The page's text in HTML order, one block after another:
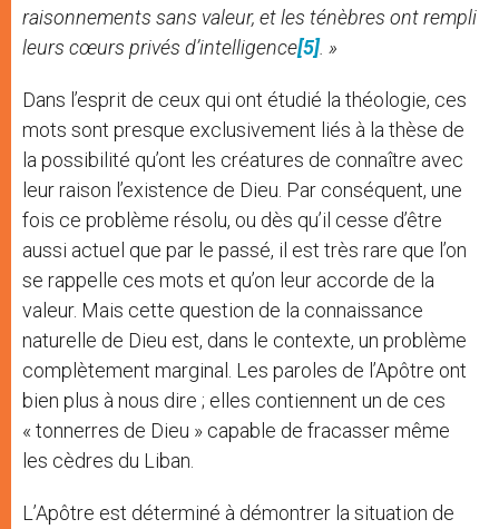
raisonnements sans valeur, et les ténèbres ont rempli
leurs cœurs privés d’intelligence[5] . »
Dans l’esprit de ceux qui ont étudié la théologie, ces
mots sont presque exclusivement liés à la thèse de
la possibilité qu’ont les créatures de connaître avec
leur raison l’existence de Dieu. Par conséquent, une
fois ce problème résolu, ou dès qu’il cesse d’être
aussi actuel que par le passé, il est très rare que l’on
se rappelle ces mots et qu’on leur accorde de la
valeur. Mais cette question de la connaissance
naturelle de Dieu est, dans le contexte, un problème
complètement marginal. Les paroles de l’Apôtre ont
bien plus à nous dire ; elles contiennent un de ces
« tonnerres de Dieu » capable de fracasser même
les cèdres du Liban.
L’Apôtre est déterminé à démontrer la situation de